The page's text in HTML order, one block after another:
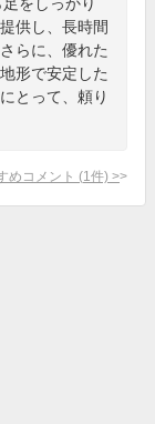
供し、長時間
らに、優れた
形で安定した
とって、頼り
めコメント (1 件) >